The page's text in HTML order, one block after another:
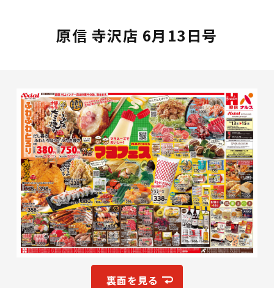
原信 寺沢店 6月13日号
裏面を見る